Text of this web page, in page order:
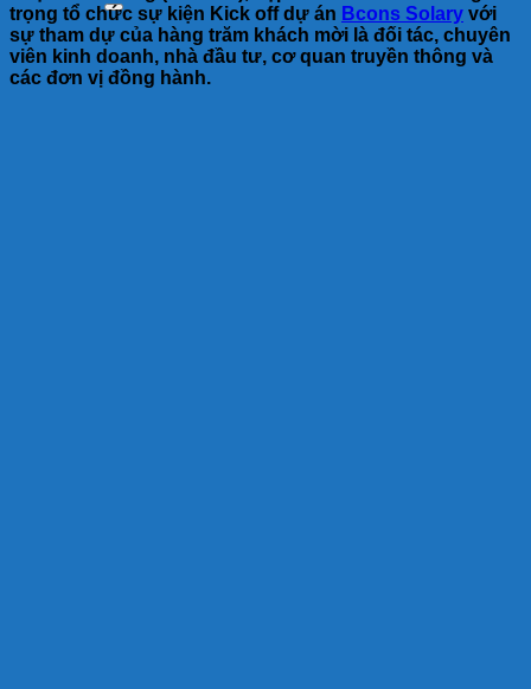
trọng tổ chức sự kiện Kick off dự án Bcons Solary với
sự tham dự của hàng trăm khách mời là đối tác, chuyên
viên kinh doanh, nhà đầu tư, cơ quan truyền thông và
các đơn vị đồng hành.